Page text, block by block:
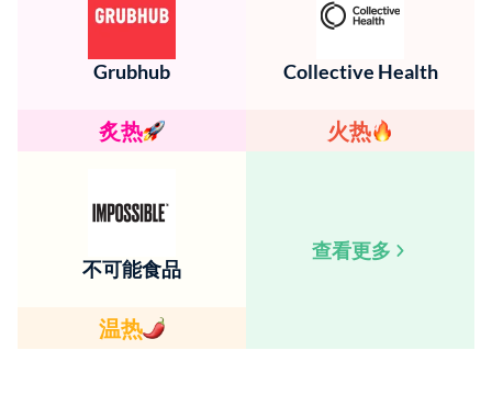
Grubhub
炙热
Collective Health
火热
不可能食品
温热
查看更多